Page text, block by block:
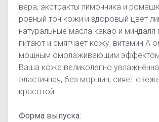
вера, экстракты лимонника и
ровный тон кожи и здоровый цвет
натуральные масла какао и миндаля
питают и смягчает кожу, витамин А
мощным омолаживающим эффектом.
Ваша кожа великолепно
эластичная, без морщин, сияет
красотой.
Форма выпуска: